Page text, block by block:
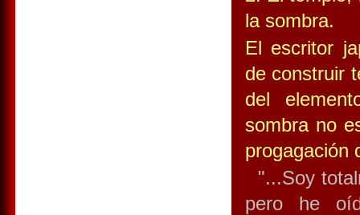
la sombra.
El escritor
de construir
del
sombra no
progagación
"...Soy
pero he